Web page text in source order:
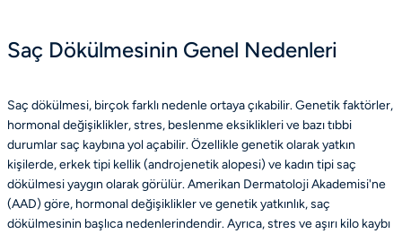
Saç Dökülmesinin Genel Nedenleri
Saç dökülmesi, birçok farklı nedenle ortaya çıkabilir. Genetik faktörler,
hormonal değişiklikler, stres, beslenme eksiklikleri ve bazı tıbbi
durumlar saç kaybına yol açabilir. Özellikle genetik olarak yatkın
kişilerde, erkek tipi kellik (androjenetik alopesi) ve kadın tipi saç
dökülmesi yaygın olarak görülür. Amerikan Dermatoloji Akademisi'ne
(AAD) göre, hormonal değişiklikler ve genetik yatkınlık, saç
dökülmesinin başlıca nedenlerindendir. Ayrıca, stres ve aşırı kilo kaybı